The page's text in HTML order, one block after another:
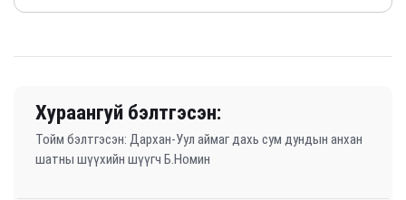
Хураангуй бэлтгэсэн:
Тойм бэлтгэсэн: Дархан-Уул аймаг дахь сум дундын анхан
шатны шүүхийн шүүгч Б.Номин